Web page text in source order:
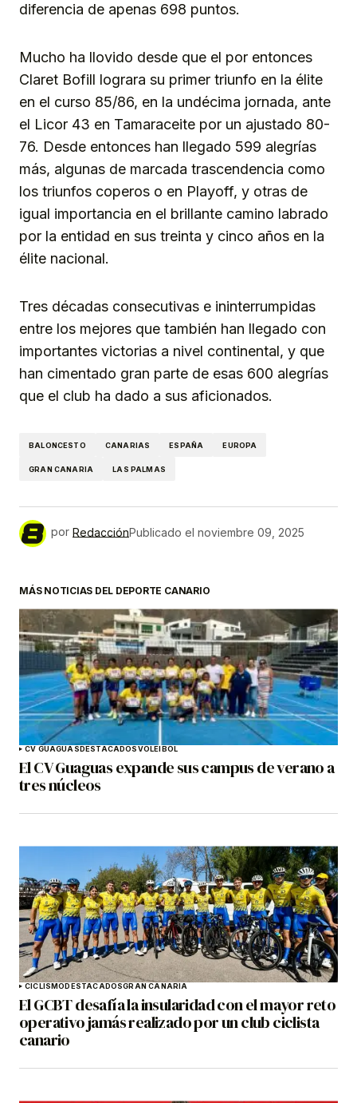
diferencia de apenas 698 puntos.
Mucho ha llovido desde que el por entonces
Claret Bofill lograra su primer triunfo en la élite
en el curso 85/86, en la undécima jornada, ante
el Licor 43 en Tamaraceite por un ajustado 80-
76. Desde entonces han llegado 599 alegrías
más, algunas de marcada trascendencia como
los triunfos coperos o en Playoff, y otras de
igual importancia en el brillante camino labrado
por la entidad en sus treinta y cinco años en la
élite nacional.
Tres décadas consecutivas e ininterrumpidas
entre los mejores que también han llegado con
importantes victorias a nivel continental, y que
han cimentado gran parte de esas 600 alegrías
que el club ha dado a sus aficionados.
BALONCESTO CANARIAS ESPAÑA EUROPA
GRAN CANARIA LAS PALMAS
por RedacciónPublicado el noviembre 09, 2025
MÁS NOTICIAS DEL DEPORTE CANARIO
CV GUAGUAS DESTACADOSVOLEIBOL
El CV Guaguas expande sus campus de verano a
tres núcleos
CICLISMO DESTACADOSGRAN CANARIA
El GCBT desafía la insularidad con el mayor reto
operativo jamás realizado por un club ciclista
canario